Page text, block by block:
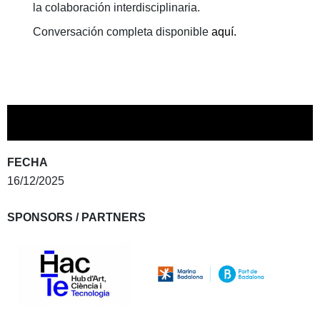
la colaboración interdisciplinaria.
Conversación completa disponibleaquí.
FECHA
16/12/2025
SPONSORS / PARTNERS